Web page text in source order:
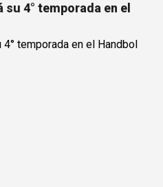
4° temporada en el